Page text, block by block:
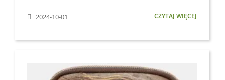
2024-10-01 CZYTAJ WIĘCEJ